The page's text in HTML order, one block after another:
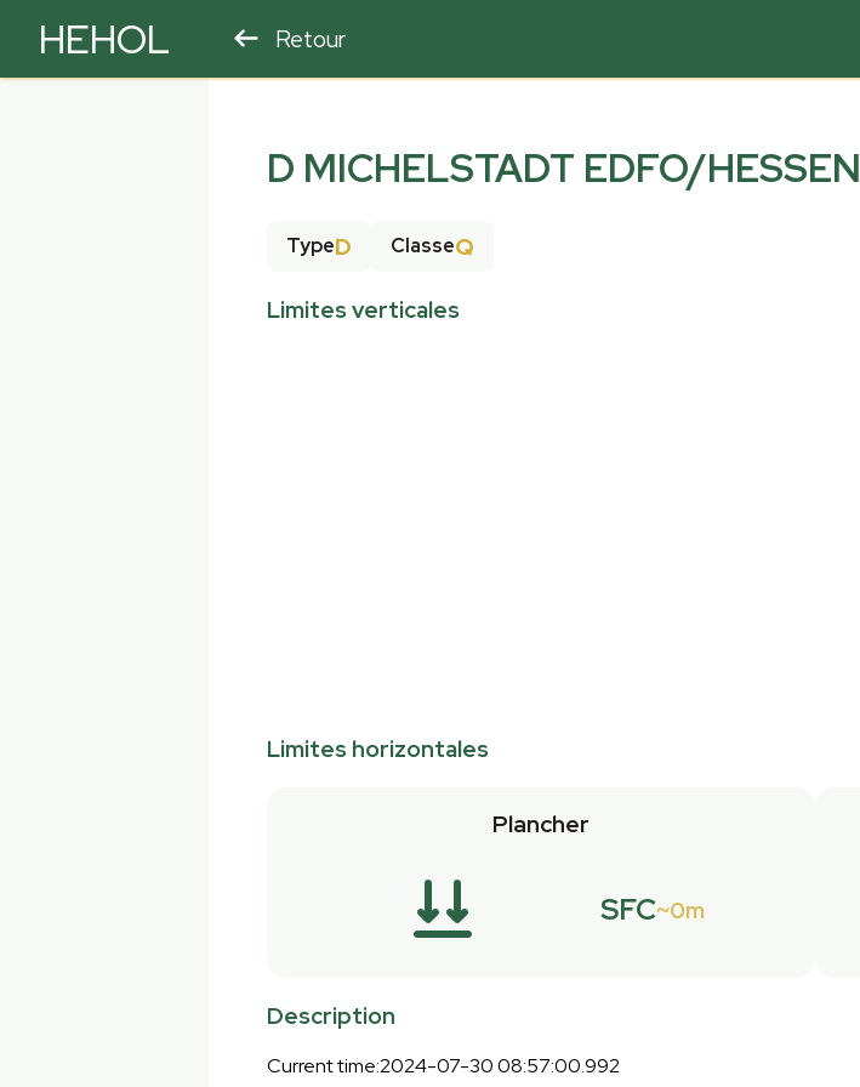
HEHOL Retour
D MICHELSTADT EDFO/HESSEN
TypeD ClasseQ
Limites verticales
Limites horizontales
Plancher
SFC 0m
Description
Current time:2024-07-30 08:57:00.992